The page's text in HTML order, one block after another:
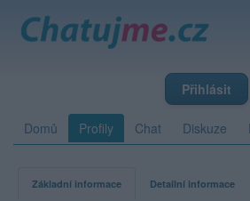
Přihlásit
Domů Profily Chat Diskuze
Základní informace Detailní informace